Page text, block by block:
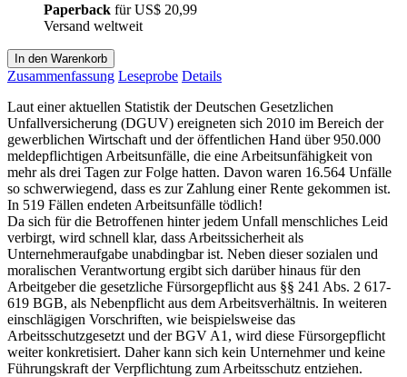
Paperback fürUS$ 20,99
Versand weltweit
In den Warenkorb
Zusammenfassung Leseprobe Details
Laut einer aktuellen Statistik der Deutschen Gesetzlichen
Unfallversicherung (DGUV) ereigneten sich 2010 im Bereich der
gewerblichen Wirtschaft und der öffentlichen Hand über 950.000
meldepflichtigen Arbeitsunfälle, die eine Arbeitsunfähigkeit von
mehr als drei Tagen zur Folge hatten. Davon waren 16.564 Unfälle
so schwerwiegend, dass es zur Zahlung einer Rente gekommen ist.
In 519 Fällen endeten Arbeitsunfälle tödlich!
Da sich für die Betroffenen hinter jedem Unfall menschliches Leid
verbirgt, wird schnell klar, dass Arbeitssicherheit als
Unternehmeraufgabe unabdingbar ist. Neben dieser sozialen und
moralischen Verantwortung ergibt sich darüber hinaus für den
Arbeitgeber die gesetzliche Fürsorgepflicht aus §§ 241 Abs. 2 617-
619 BGB, als Nebenpflicht aus dem Arbeitsverhältnis. In weiteren
einschlägigen Vorschriften, wie beispielsweise das
Arbeitsschutzgesetzt und der BGV A1, wird diese Fürsorgepflicht
weiter konkretisiert. Daher kann sich kein Unternehmer und keine
Führungskraft der Verpflichtung zum Arbeitsschutz entziehen.